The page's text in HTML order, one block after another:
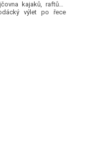
kajaků, raftů a
výlet po řece